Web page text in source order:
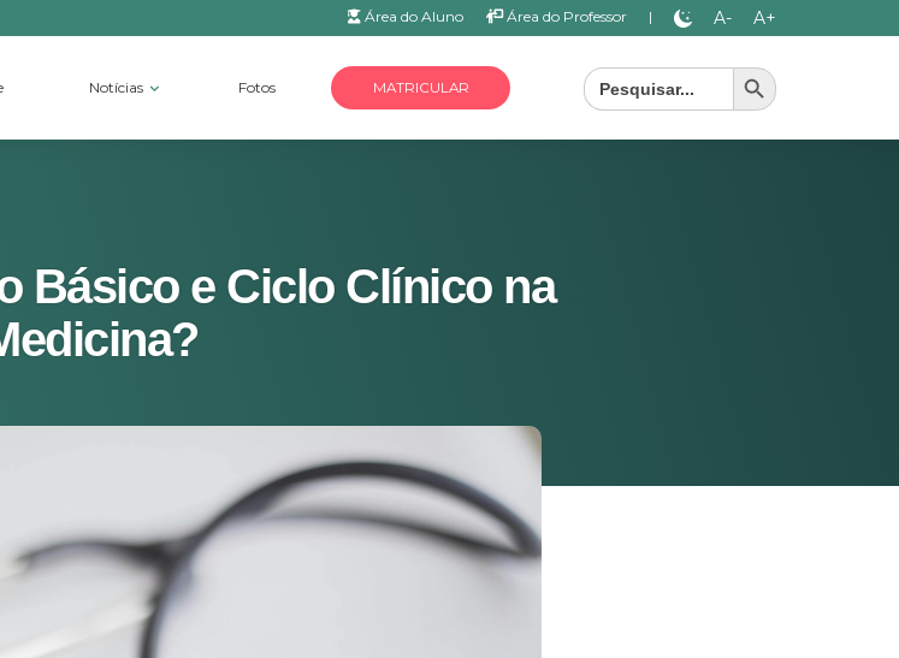
Área do Aluno Área do Professor | A- A+
Notícias Fotos MATRICULAR
Search
for:
Search Button
Básico e Ciclo Clínico na